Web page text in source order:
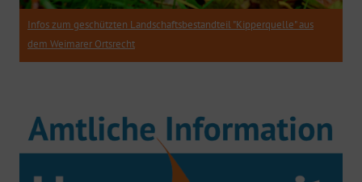
Infos zum geschützten Landschaftsbestandteil "Kipperquelle" aus
dem Weimarer Ortsrecht